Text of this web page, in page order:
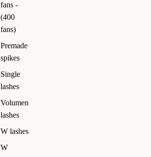
fans -
(400
fans)
Premade
spikes
Single
lashes
Volumen
lashes
W lashes
W